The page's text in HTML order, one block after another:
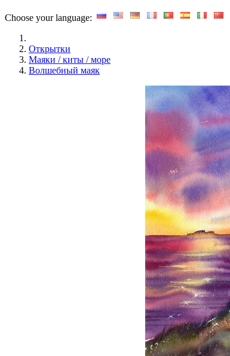
Choose your language:
Открытки
Маяки / киты / море
Волшебный маяк